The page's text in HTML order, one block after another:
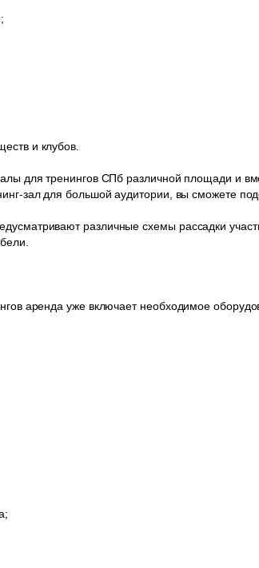
и клубов.
для тренингов СПб различной площади и
зал для большой аудитории, вы сможете
различные схемы рассадки
аренда уже включает необходимое